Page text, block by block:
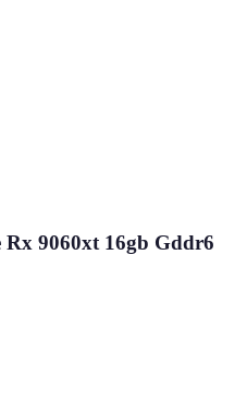
9060xt 16gb Gddr6